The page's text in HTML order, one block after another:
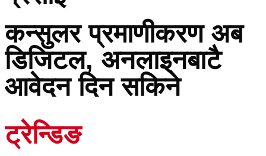
कन्सुलर प्रमाणीकरण अब
डिजिटल, अनलाइनबाटै
आवेदन दिन सकिने
ट्रेन्डिङ